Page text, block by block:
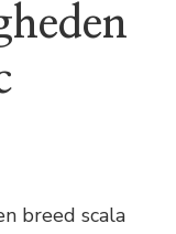
breed scala